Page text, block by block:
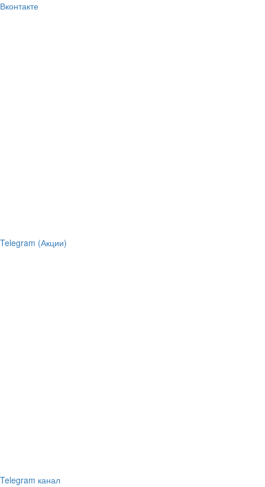
Вконтакте
Telegram (Акции)
Telegram канал